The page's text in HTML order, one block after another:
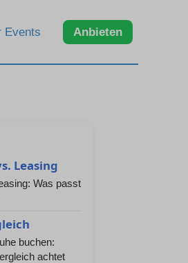
Events Anbieten
Leasing
Was passt
buchen:
achtet